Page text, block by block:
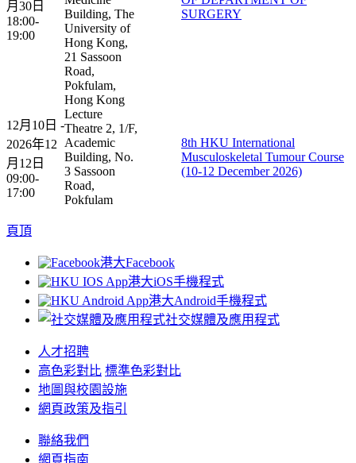
月30日
18:00-
19:00
Building, The
University of
Hong Kong,
21 Sassoon
Road,
Pokfulam,
Hong Kong
SURGERY
12月10日 -
2026年12
月12日
09:00-
17:00
Lecture
Theatre 2, 1/F,
Academic
Building, No.
3 Sassoon
Road,
Pokfulam
8th HKU International
Musculoskeletal Tumour Course
(10-12 December 2026)
頁頂
港大Facebook
港大iOS手機程式
港大Android手機程式
社交媒體及應用程式
人才招聘
高色彩對比 標準色彩對比
地圖與校園設施
網頁政策及指引
聯絡我們
網頁指南